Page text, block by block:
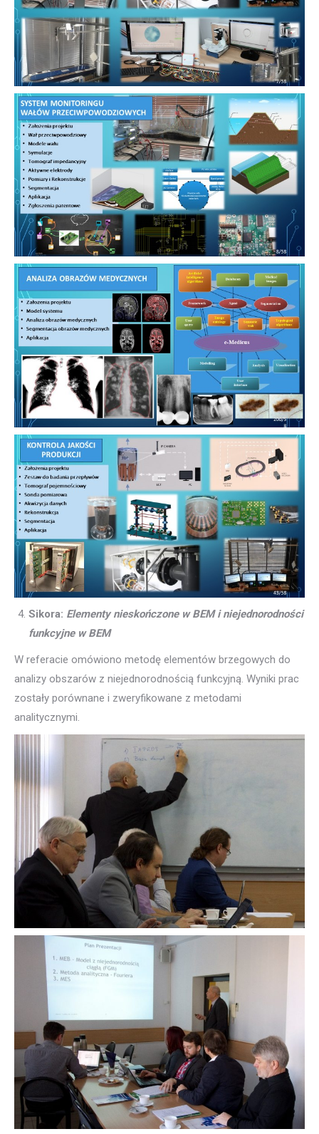
Sikora: Elementy nieskończone w BEM i niejednorodności
funkcyjne w BEM
W referacie omówiono metodę elementów brzegowych do
analizy obszarów z niejednorodnością funkcyjną. Wyniki prac
zostały porównane i zweryfikowane z metodami
analitycznymi.